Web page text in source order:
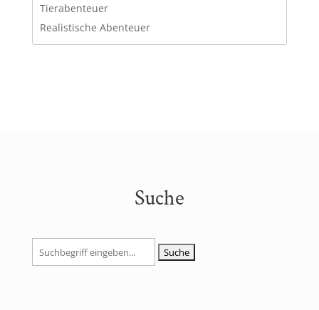
Tierabenteuer
Realistische Abenteuer
Suche
Suchen
nach: